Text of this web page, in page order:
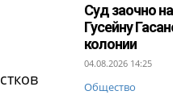
Суд заочно
Гусейну
колонии
04.08.2026 14:25
Общество